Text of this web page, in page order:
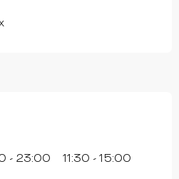
- 23:00 11:30 - 15:00